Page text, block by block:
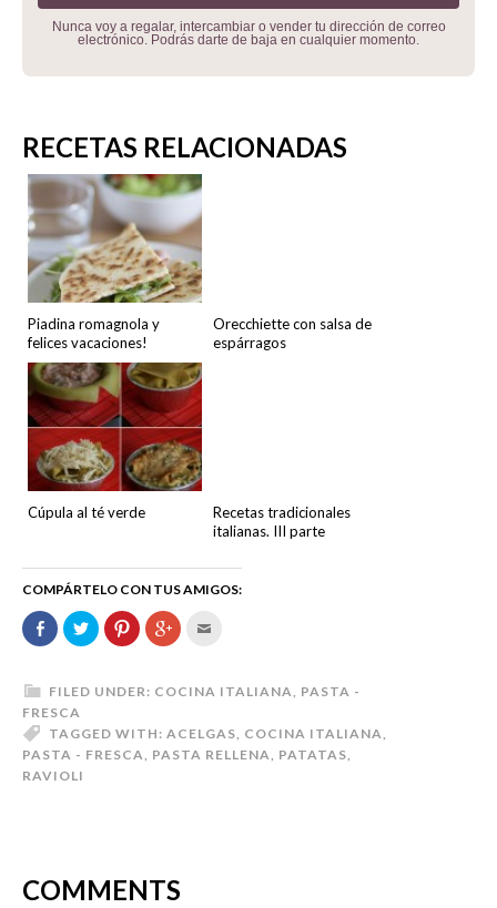
Nunca voy a regalar, intercambiar o vender tu dirección de correo
electrónico. Podrás darte de baja en cualquier momento.
RECETAS RELACIONADAS
Piadina romagnola y
felices vacaciones!
Orecchiette con salsa de
espárragos
Cúpula al té verde
Recetas tradicionales
italianas. III parte
COMPÁRTELO CON TUS AMIGOS:
Comparte
en
Facebook
en
una
ventana
nueva)
Haz
clic
para
Twitter
en
ventana
Haz
clic
para
Pinterest
en
ventana
Haz
clic
Google+
en
ventana
correo
un
amigo
(Se
FILED UNDER: COCINA ITALIANA, PASTA -
FRESCA
TAGGED WITH: ACELGAS, COCINA ITALIANA,
PASTA - FRESCA, PASTA RELLENA, PATATAS,
RAVIOLI
COMMENTS